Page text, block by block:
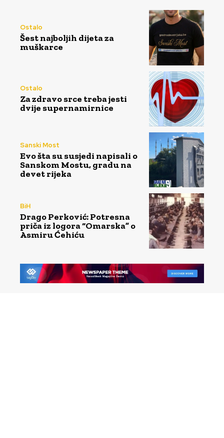
Ostalo
Šest najboljih dijeta za
muškarce
Ostalo
Za zdravo srce treba jesti
dvije supernamirnice
Sanski Most
Evo šta su susjedi napisali o
Sanskom Mostu, gradu na
devet rijeka
BiH
Drago Perković: Potresna
priča iz logora “Omarska” o
Asmiru Ćehiću